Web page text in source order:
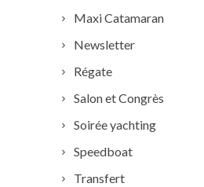
Maxi Catamaran
Newsletter
Régate
Salon et Congrès
Soirée yachting
Speedboat
Transfert